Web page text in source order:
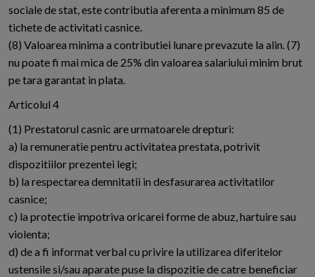
sociale de stat, este contributia aferenta a minimum 85 de
tichete de activitati casnice.
(8) Valoarea minima a contributiei lunare prevazute la alin. (7)
nu poate fi mai mica de 25% din valoarea salariului minim brut
pe tara garantat in plata.
Articolul 4
(1) Prestatorul casnic are urmatoarele drepturi:
a) la remuneratie pentru activitatea prestata, potrivit
dispozitiilor prezentei legi;
b) la respectarea demnitatii in desfasurarea activitatilor
casnice;
c) la protectie impotriva oricarei forme de abuz, hartuire sau
violenta;
d) de a fi informat verbal cu privire la utilizarea diferitelor
ustensile si/sau aparate puse la dispozitie de catre beneficiar